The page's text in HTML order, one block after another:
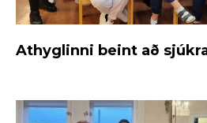
Athyglinni beint að